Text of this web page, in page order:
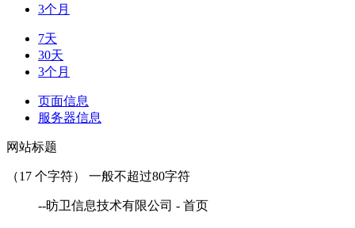
3个月
7天
30天
3个月
页面信息
服务器信息
网站标题
（17 个字符） 一般不超过80字符
--昉卫信息技术有限公司 - 首页